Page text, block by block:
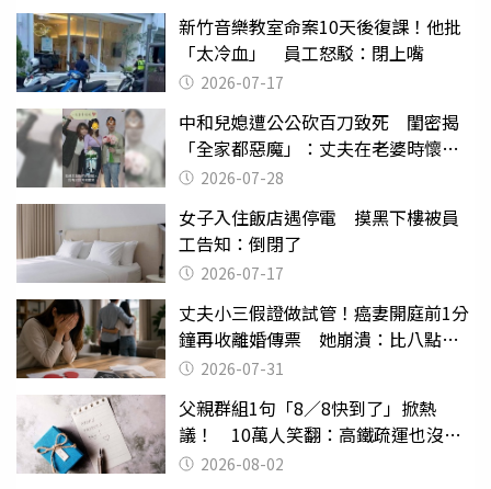
新竹音樂教室命案10天後復課！他批
「太冷血」 員工怒駁：閉上嘴
2026-07-17
中和兒媳遭公公砍百刀致死 閨密揭
「全家都惡魔」：丈夫在老婆時懷孕
摔東西
2026-07-28
女子入住飯店遇停電 摸黑下樓被員
工告知：倒閉了
2026-07-17
丈夫小三假證做試管！癌妻開庭前1分
鐘再收離婚傳票 她崩潰：比八點檔
還扯2026-07-31
父親群組1句「8／8快到了」掀熱
議！ 10萬人笑翻：高鐵疏運也沒列
父親節
2026-08-02